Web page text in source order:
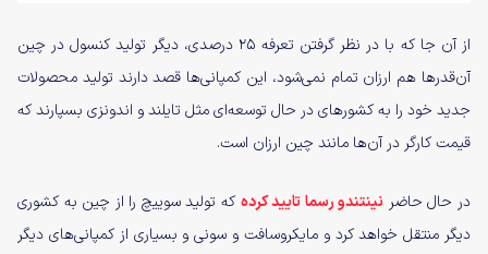
از آن جا که با در نظر گرفتن تعرفه ۲۵ درصدی، دیگر تولید کنسول در چین
آن‌قدرها هم ارزان تمام نمی‌شود، این کمپانی‌ها قصد دارند تولید محصولات
جدید خود را به کشورهای در حال توسعه‌ای مثل تایلند و اندونزی بسپارند که
قیمت کارگر در آن‌ها مانند چین ارزان است.
در حال حاضر نینتندو رسما تایید کرده که تولید سوییچ را از چین به کشوری
دیگر منتقل خواهد کرد و مایکروسافت و سونی و بسیاری از کمپانی‌های دیگر